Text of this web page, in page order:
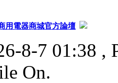
用電器商城官方論壇
8-7 01:38 ,
On.